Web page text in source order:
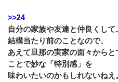
>>24
自分の家族や友達と仲良くし
結構当たり前のことなので、
あえて旦那の実家の面々から
ことで妙な「特別感」を
味わいたいのかもしれないね